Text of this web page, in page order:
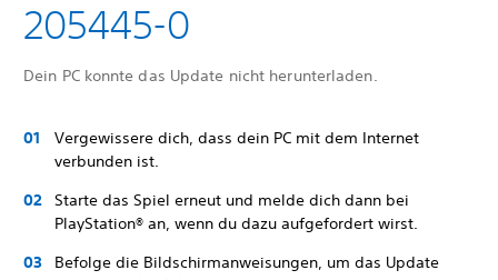
205445-0
Dein PC konnte das Update nicht herunterladen.
Vergewissere dich, dass dein PC mit dem Internet
verbunden ist.
Starte das Spiel erneut und melde dich dann bei
PlayStation® an, wenn du dazu aufgefordert wirst.
Befolge die Bildschirmanweisungen, um das Update